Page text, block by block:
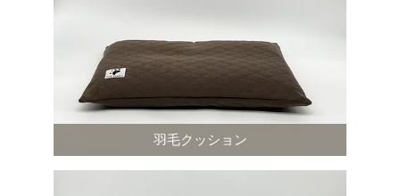
羽毛クッション